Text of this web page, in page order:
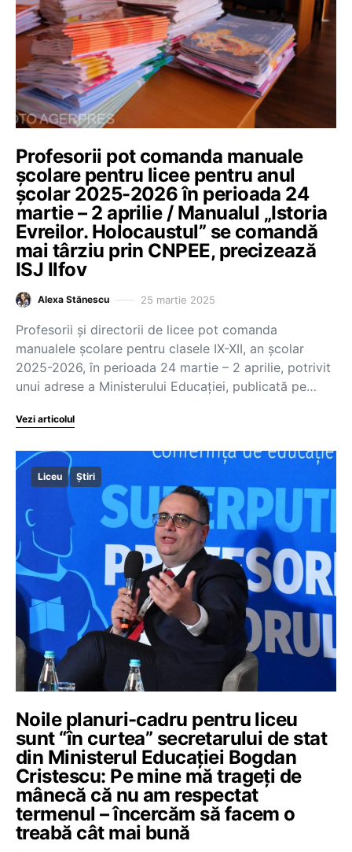
Profesorii pot comanda manuale
școlare pentru licee pentru anul
școlar 2025-2026 în perioada 24
martie – 2 aprilie / Manualul „Istoria
Evreilor. Holocaustul” se comandă
mai târziu prin CNPEE, precizează
ISJ Ilfov
Alexa Stănescu 25 martie 2025
Profesorii și directorii de licee pot comanda
manualele școlare pentru clasele IX-XII, an școlar
2025-2026, în perioada 24 martie – 2 aprilie, potrivit
unui adrese a Ministerului Educației, publicată pe…
Vezi articolul
Liceu Știri
Noile planuri-cadru pentru liceu
sunt “în curtea” secretarului de stat
din Ministerul Educației Bogdan
Cristescu: Pe mine mă trageți de
mânecă că nu am respectat
termenul – încercăm să facem o
treabă cât mai bună